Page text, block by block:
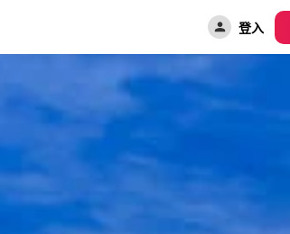
登入